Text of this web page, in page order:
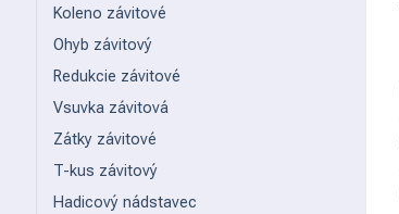
Koleno závitové
Ohyb závitový
Redukcie závitové
Vsuvka závitová
Zátky závitové
T-kus závitový
Hadicový nádstavec